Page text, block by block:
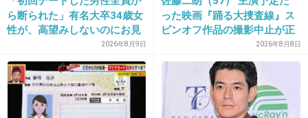
4件の返信
+12 -1
30. 匿名2026/06/03(水) 09:40:33
>>29
ら断られた」有名大卒34歳女
性が、高望みしないのにお見
合いが全滅した“発言のクセ”
2026年8月9日
った映画『踊る大捜査線』ス
ピンオフ作品の撮影中止が正
2026年8月8日